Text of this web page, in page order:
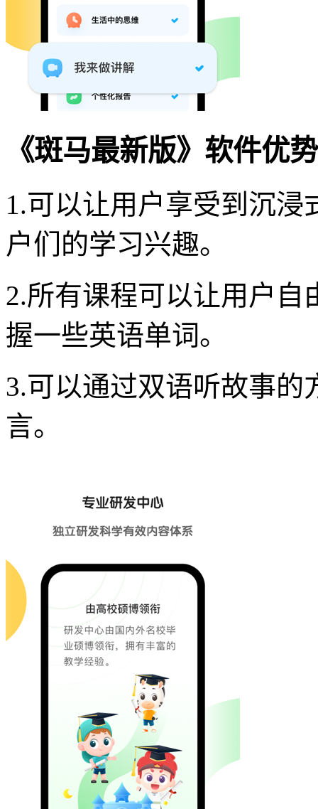
《斑马最新版》软件优
1.可以让用户享受到沉
户们的学习兴趣。
2.所有课程可以让用户
握一些英语单词。
3.可以通过双语听故事
言。